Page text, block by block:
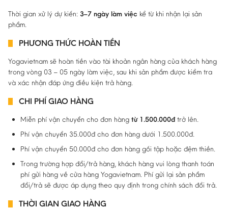
Thời gian xử lý dự kiến: 3–7 ngày làm việc kể từ khi nhận lại sản
phẩm.
PHƯƠNG THỨC HOÀN TIỀN
Yogavietnam sẽ hoàn tiền vào tài khoản ngân hàng của khách hàng
trong vòng 03 – 05 ngày làm việc, sau khi sản phẩm được kiểm tra
và xác nhận đáp ứng điều kiện trả hàng.
CHI PHÍ GIAO HÀNG
Miễn phí vận chuyển cho đơn hàng từ 1.500.000đtrở lên.
Phí vận chuyển 35.000đ cho đơn hàng dưới 1.500.000đ.
Phí vận chuyển 50.000đ cho đơn hàng gối tập hoặc đệm thiền.
Trong trường hợp đổi/trả hàng, khách hàng vui lòng thanh toán
phí gửi hàng về cửa hàng Yogavietnam. Phí gửi lại sản phẩm
đổi/trả sẽ được áp dụng theo quy định trong chính sách đổi trả.
THỜI GIAN GIAO HÀNG